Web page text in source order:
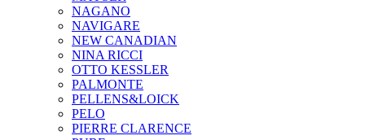
NAGANO
NAVIGARE
NEW CANADIAN
NINA RICCI
OTTO KESSLER
PALMONTE
PELLENS&LOICK
PELO
PIERRE CLARENCE